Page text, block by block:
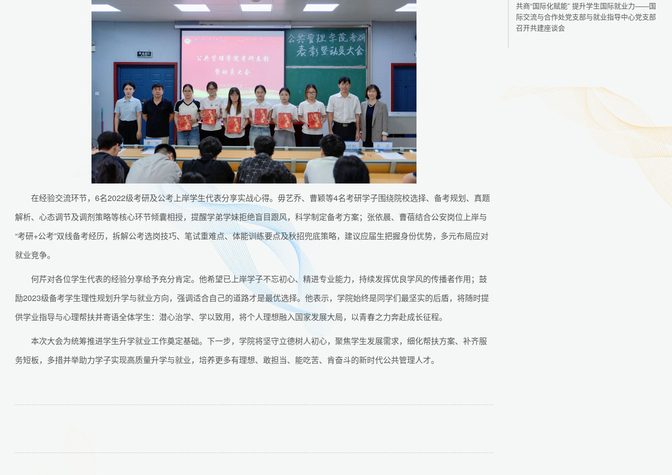
在经验交流环节，6名2022级考研及公考上岸学生代表分享实战心得。毋艺乔、曹颖等4名考研学子围绕院校选择、备考规划、真题
解析、心态调节及调剂策略等核心环节倾囊相授，提醒学弟学妹拒绝盲目跟风，科学制定备考方案；张依晨、曹蓓结合公安岗位上岸与
“考研+公考”双线备考经历，拆解公考选岗技巧、笔试重难点、体能训练要点及秋招兜底策略，建议应届生把握身份优势，多元布局应对
就业竞争。
何芹对各位学生代表的经验分享给予充分肯定。他希望已上岸学子不忘初心、精进专业能力，持续发挥优良学风的传播者作用；鼓
励2023级备考学生理性规划升学与就业方向，强调适合自己的道路才是最优选择。他表示，学院始终是同学们最坚实的后盾，将随时提
供学业指导与心理帮扶并寄语全体学生：潜心治学、学以致用，将个人理想融入国家发展大局，以青春之力奔赴成长征程。
本次大会为统筹推进学生升学就业工作奠定基础。下一步，学院将坚守立德树人初心，聚焦学生发展需求，细化帮扶方案、补齐服
务短板，多措并举助力学子实现高质量升学与就业，培养更多有理想、敢担当、能吃苦、肯奋斗的新时代公共管理人才。
共商“国际化赋能” 提升学生国际就业力——国
际交流与合作处党支部与就业指导中心党支部
召开共建座谈会